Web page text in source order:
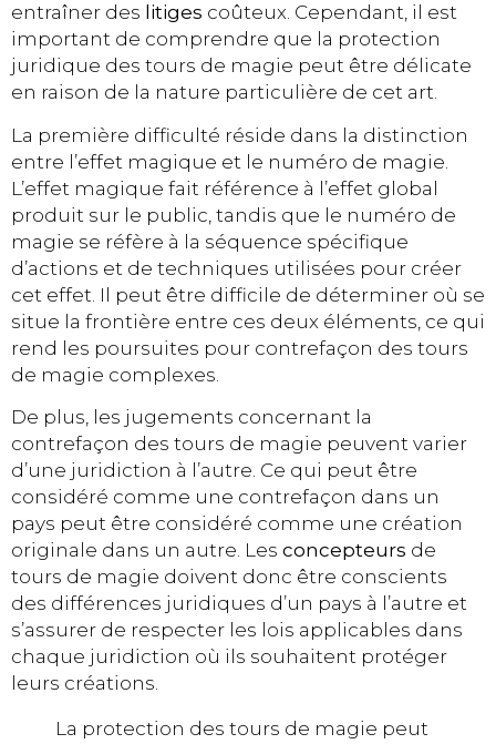
entraîner des litiges coûteux. Cependant, il est
important de comprendre que la protection
juridique des tours de magie peut être délicate
en raison de la nature particulière de cet art.
La première difficulté réside dans la distinction
entre l’effet magique et le numéro de magie.
L’effet magique fait référence à l’effet global
produit sur le public, tandis que le numéro de
magie se réfère à la séquence spécifique
d’actions et de techniques utilisées pour créer
cet effet. Il peut être difficile de déterminer où se
situe la frontière entre ces deux éléments, ce qui
rend les poursuites pour contrefaçon des tours
de magie complexes.
De plus, les jugements concernant la
contrefaçon des tours de magie peuvent varier
d’une juridiction à l’autre. Ce qui peut être
considéré comme une contrefaçon dans un
pays peut être considéré comme une création
originale dans un autre. Les concepteurs de
tours de magie doivent donc être conscients
des différences juridiques d’un pays à l’autre et
s’assurer de respecter les lois applicables dans
chaque juridiction où ils souhaitent protéger
leurs créations.
La protection des tours de magie peut